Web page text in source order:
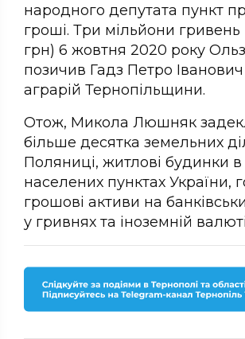
народного депутата пункт
гроші. Три мільйони
грн) 6 жовтня 2020 року
позичив Гадз Петро
аграрій Тернопільщини.
Отож, Микола Люшняк
більше десятка земельних
Поляниці, житлові будинки в
населених пунктах України,
грошові активи на
у гривнях та іноземній